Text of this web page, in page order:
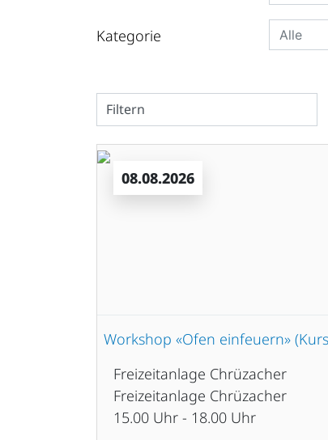
Kategorie
Filtern
08.08.2026
Workshop «Ofen einfeuern»
Freizeitanlage Chrüzacher
Freizeitanlage Chrüzacher
15.00 Uhr - 18.00 Uhr